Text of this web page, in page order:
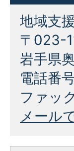
地域支
〒023-
岩手県
電話番
ファッ
メール